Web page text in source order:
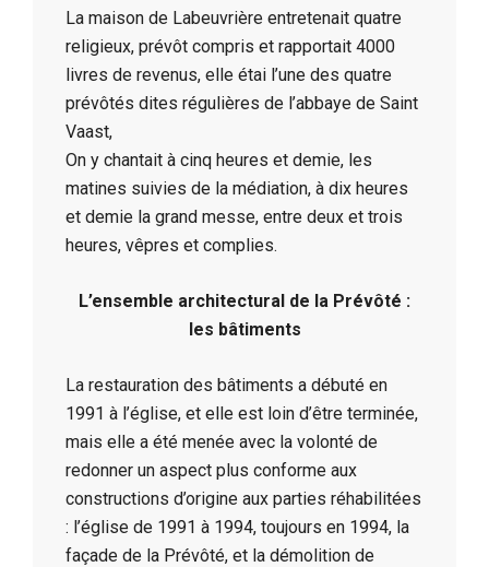
La maison de Labeuvrière entretenait quatre
religieux, prévôt compris et rapportait 4000
livres de revenus, elle étai l’une des quatre
prévôtés dites régulières de l’abbaye de Saint
Vaast,
On y chantait à cinq heures et demie, les
matines suivies de la médiation, à dix heures
et demie la grand messe, entre deux et trois
heures, vêpres et complies.
L’ensemble architectural de la Prévôté :
les bâtiments
La restauration des bâtiments a débuté en
1991 à l’église, et elle est loin d’être terminée,
mais elle a été menée avec la volonté de
redonner un aspect plus conforme aux
constructions d’origine aux parties réhabilitées
: l’église de 1991 à 1994, toujours en 1994, la
façade de la Prévôté, et la démolition de